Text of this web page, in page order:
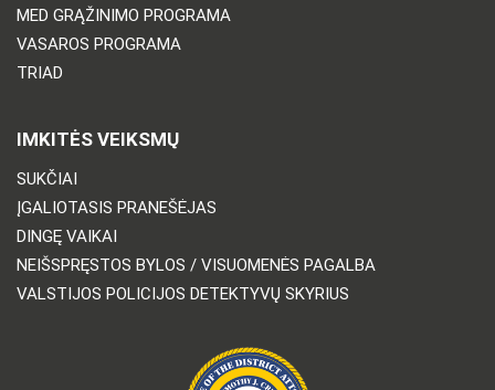
MED GRĄŽINIMO PROGRAMA
VASAROS PROGRAMA
TRIAD
IMKITĖS VEIKSMŲ
SUKČIAI
ĮGALIOTASIS PRANEŠĖJAS
DINGĘ VAIKAI
NEIŠSPRĘSTOS BYLOS / VISUOMENĖS PAGALBA
VALSTIJOS POLICIJOS DETEKTYVŲ SKYRIUS